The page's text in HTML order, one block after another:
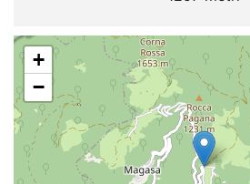
+
−